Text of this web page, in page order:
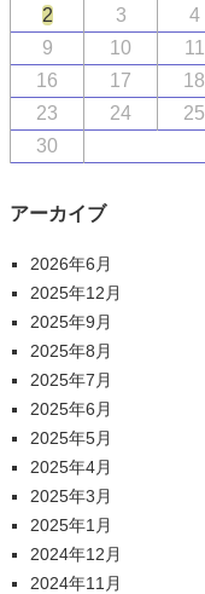
2 3 4
9
10 11
16
17 18
23
24 25
30
アーカイブ
2026年6月
2025年12月
2025年9月
2025年8月
2025年7月
2025年6月
2025年5月
2025年4月
2025年3月
2025年1月
2024年12月
2024年11月